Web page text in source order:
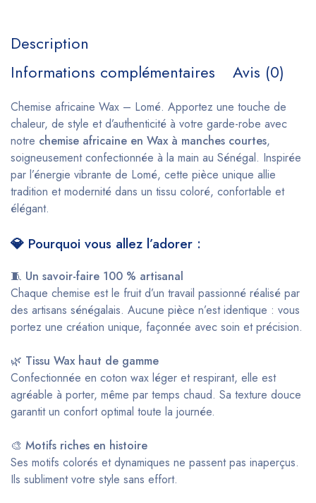
Description
Informations complémentaires
Avis (0)
Chemise africaine Wax – Lomé. Apportez une touche de
chaleur, de style et d’authenticité à votre garde-robe avec
notre chemise africaine en Wax à manches courtes,
soigneusement confectionnée à la main au Sénégal. Inspirée
par l’énergie vibrante de Lomé, cette pièce unique allie
tradition et modernité dans un tissu coloré, confortable et
élégant.
💎 Pourquoi vous allez l’adorer :
🧵 Un savoir-faire 100 % artisanal
Chaque chemise est le fruit d’un travail passionné réalisé par
des artisans sénégalais. Aucune pièce n’est identique : vous
portez une création unique, façonnée avec soin et précision.
🌿 Tissu Wax haut de gamme
Confectionnée en coton wax léger et respirant, elle est
agréable à porter, même par temps chaud. Sa texture douce
garantit un confort optimal toute la journée.
🎨 Motifs riches en histoire
Ses motifs colorés et dynamiques ne passent pas inaperçus.
Ils subliment votre style sans effort.